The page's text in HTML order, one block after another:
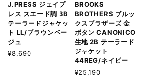
J.PRESS ジェイプ
レス スエード調 3B
テーラードジャケッ
ト LL/ブラウンベー
ジュ
¥8,690
BROOKS
BROTHERS ブルッ
クスブラザーズ 金
ボタン CANONICO
生地 2B テーラード
ジャケット
44REG/ネイビー
¥25,190